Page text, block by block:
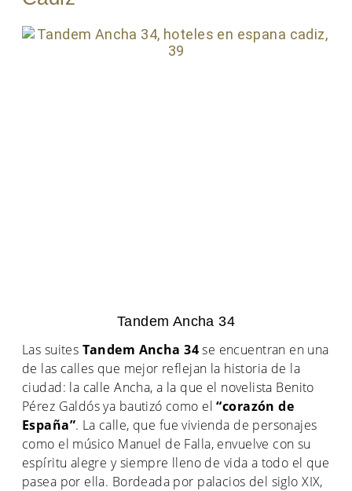
Tandem Ancha 34
Las suites Tandem Ancha 34se encuentran en una
de las calles que mejor reflejan la historia de la
ciudad: la calle Ancha, a la que el novelista Benito
Pérez Galdós ya bautizó como el“corazón de
España”. La calle, que fue vivienda de personajes
como el músico Manuel de Falla, envuelve con su
espíritu alegre y siempre lleno de vida a todo el que
pasea por ella. Bordeada por palacios del siglo XIX,